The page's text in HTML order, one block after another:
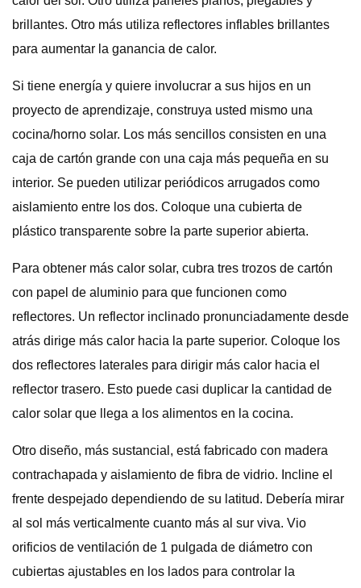
brillantes. Otro más utiliza reflectores inflables brillantes
para aumentar la ganancia de calor.
Si tiene energía y quiere involucrar a sus hijos en un
proyecto de aprendizaje, construya usted mismo una
cocina/horno solar. Los más sencillos consisten en una
caja de cartón grande con una caja más pequeña en su
interior. Se pueden utilizar periódicos arrugados como
aislamiento entre los dos. Coloque una cubierta de
plástico transparente sobre la parte superior abierta.
Para obtener más calor solar, cubra tres trozos de cartón
con papel de aluminio para que funcionen como
reflectores. Un reflector inclinado pronunciadamente desde
atrás dirige más calor hacia la parte superior. Coloque los
dos reflectores laterales para dirigir más calor hacia el
reflector trasero. Esto puede casi duplicar la cantidad de
calor solar que llega a los alimentos en la cocina.
Otro diseño, más sustancial, está fabricado con madera
contrachapada y aislamiento de fibra de vidrio. Incline el
frente despejado dependiendo de su latitud. Debería mirar
al sol más verticalmente cuanto más al sur viva. Vio
orificios de ventilación de 1 pulgada de diámetro con
cubiertas ajustables en los lados para controlar la